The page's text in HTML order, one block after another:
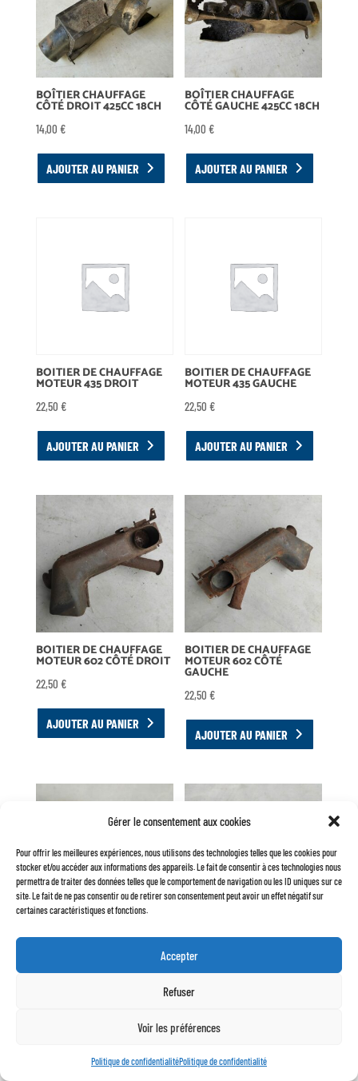
Gérer le consentement aux cookies
Pour offrir les meilleures expériences, nous utilisons des technologies telles que les cookies pour
stocker et/ou accéder aux informations des appareils. Le fait de consentir à ces technologies nous
permettra de traiter des données telles que le comportement de navigation ou les ID uniques sur ce
site. Le fait de ne pas consentir ou de retirer son consentement peut avoir un effet négatif sur
certaines caractéristiques et fonctions.
Accepter
Refuser
Voir les préférences
Politique de confidentialitéPolitique de confidentialité
BOÎTIER CHAUFFAGE
CÔTÉ DROIT 425CC 18CH
14,00 €
AJOUTER AU PANIER
BOÎTIER CHAUFFAGE
CÔTÉ GAUCHE 425CC 18CH
14,00€
AJOUTER AU PANIER
BOITIER DE CHAUFFAGE
MOTEUR 435 DROIT
22,50 €
AJOUTER AU PANIER
BOITIER DE CHAUFFAGE
MOTEUR 435 GAUCHE
22,50€
AJOUTER AU PANIER
BOITIER DE CHAUFFAGE
MOTEUR 602 CÔTÉ DROIT
22,50 €
AJOUTER AU PANIER
BOITIER DE CHAUFFAGE
MOTEUR 602 CÔTÉ
GAUCHE
22,50€
AJOUTER AU PANIER
BOUCHON DE RÉSERVOIR
14,50€
BOUCHON DE RÉSERVOIR
SANS CLÉ CHROMÉ
ORIGINE
AJOUTER AU PANIER